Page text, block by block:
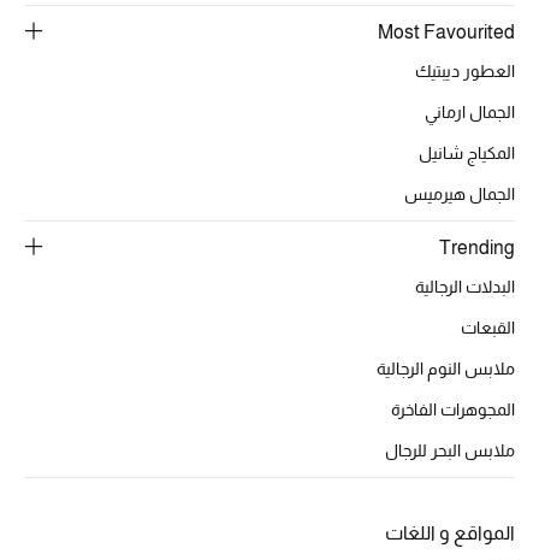
تشكيلة الأعراس
هدايا للنساء
جميع الأحذية النسائية
جميع الحقائب النسائية
جميع الإكسسورات النسائية
موضة نسائية
Most Favourited
العطور ديبتيك
الجمال ارماني
المكياج شانيل
الجمال هيرميس
Trending
البدلات الرجالية
القبعات
ملابس النوم الرجالية
المجوهرات الفاخرة
ملابس البحر للرجال
المواقع و اللغات